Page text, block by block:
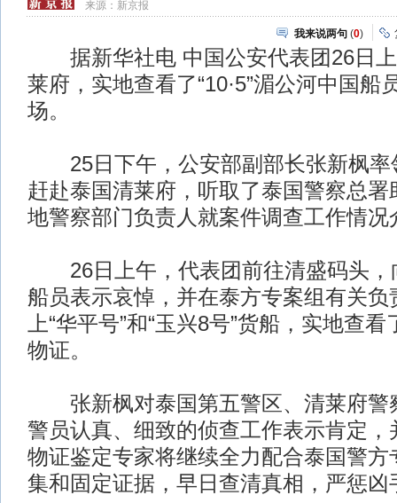
来源： 新京报
我来说两句 (0)
据新华社电 中国公安代表团26日上
莱府，实地查看了“10·5”湄公河中国船
场。
25日下午，公安部副部长张新枫率
赶赴泰国清莱府，听取了泰国警察总署
地警察部门负责人就案件调查工作情况
26日上午，代表团前往清盛码头，
船员表示哀悼，并在泰方专案组有关负
上“华平号”和“玉兴8号”货船，实地查
物证。
张新枫对泰国第五警区、清莱府警
警员认真、细致的侦查工作表示肯定，
物证鉴定专家将继续全力配合泰国警方
集和固定证据，早日查清真相，严惩凶